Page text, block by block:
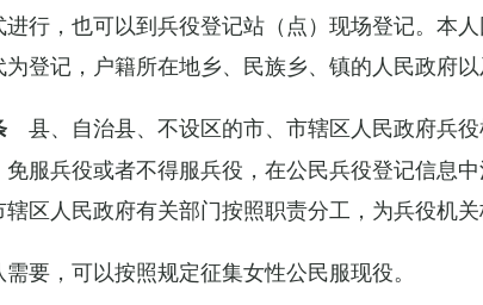
行，也可以到兵役登记站（点）现场登记。本
登记，户籍所在地乡、民族乡、镇的人民政府以
县、自治县、不设区的市、市辖区人民政府兵
服兵役或者不得服兵役，在公民兵役登记信息
区人民政府有关部门按照职责分工，为兵役机
要，可以按照规定征集女性公民服现役。